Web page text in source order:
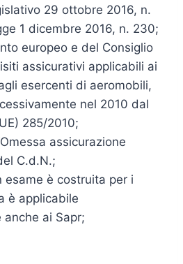
29 ottobre 2016, n.
1 dicembre 2016, n. 230;
europeo e del Consiglio
assicurativi applicabili ai
esercenti di aeromobili,
nel 2010 dal
285/2010;
assicurazione
C.d.N.;
esame è costruita per i
è applicabile
ai Sapr;